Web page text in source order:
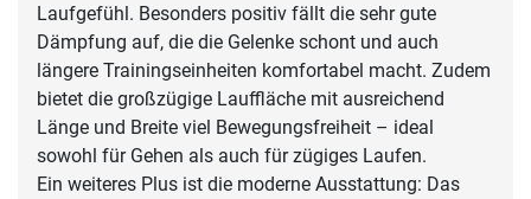
Laufgefühl. Besonders positiv fällt die sehr gute
Dämpfung auf, die die Gelenke schont und auch
längere Trainingseinheiten komfortabel macht. Zudem
bietet die großzügige Lauffläche mit ausreichend
Länge und Breite viel Bewegungsfreiheit – ideal
sowohl für Gehen als auch für zügiges Laufen.
Ein weiteres Plus ist die moderne Ausstattung: Das